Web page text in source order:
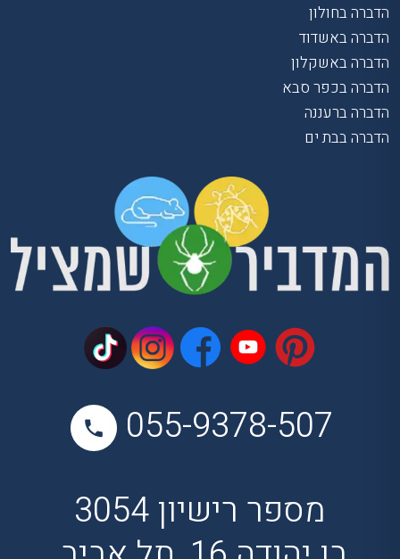
הדברה בחולון
הדברה באשדוד
הדברה באשקלון
הדברה בכפר סבא
הדברה ברעננה
הדברה בבת ים
055-9378-507
מספר רישיון 3054